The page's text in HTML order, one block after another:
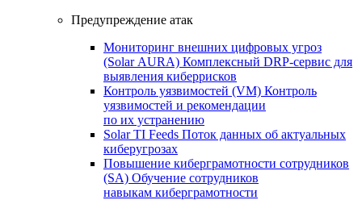
Предупреждение атак
Мониторинг внешних цифровых угроз
(Solar AURA) Комплексный DRP-сервис для
выявления киберрисков
Контроль уязвимостей (VM) Контроль
уязвимостей и рекомендации
по их устранению
Solar TI Feeds Поток данных об актуальных
киберугрозах
Повышение киберграмотности сотрудников
(SA) Обучение сотрудников
навыкам киберграмотности